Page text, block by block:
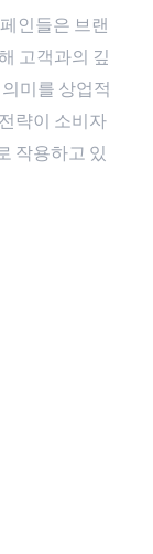
인들은 브랜
고객과의 깊
미를 상업적
략이 소비자
작용하고 있